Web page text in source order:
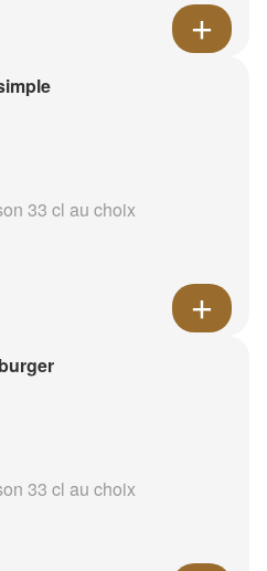
33 cl au choix
33 cl au choix